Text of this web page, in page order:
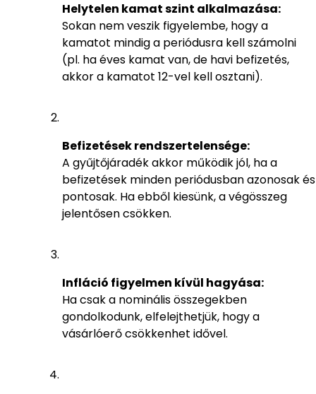
Helytelen kamat szint alkalmazása:
Sokan nem veszik figyelembe, hogy a
kamatot mindig a periódusra kell számolni
(pl. ha éves kamat van, de havi befizetés,
akkor a kamatot 12-vel kell osztani).
Befizetések rendszertelensége:
A gyűjtőjáradék akkor működik jól, ha a
befizetések minden periódusban azonosak és
pontosak. Ha ebből kiesünk, a végösszeg
jelentősen csökken.
Infláció figyelmen kívül hagyása:
Ha csak a nominális összegekben
gondolkodunk, elfelejthetjük, hogy a
vásárlóerő csökkenhet idővel.